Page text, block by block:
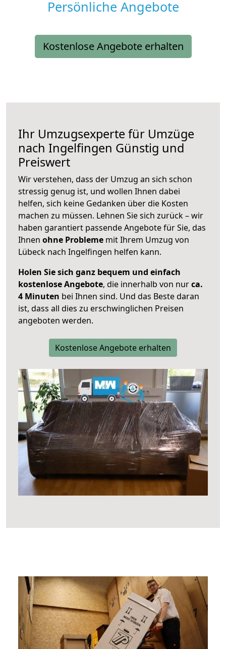
Persönliche Angebote
Kostenlose Angebote erhalten
Ihr Umzugsexperte für Umzüge
nach Ingelfingen Günstig und
Preiswert
Wir verstehen, dass der Umzug an sich schon
stressig genug ist, und wollen Ihnen dabei
helfen, sich keine Gedanken über die Kosten
machen zu müssen. Lehnen Sie sich zurück – wir
haben garantiert passende Angebote für Sie, das
Ihnen ohne Probleme mit Ihrem Umzug von
Lübeck nach Ingelfingen helfen kann.
Holen Sie sich ganz bequem und einfach
kostenlose Angebote, die innerhalb von nurca.
4 Minuten bei Ihnen sind. Und das Beste daran
ist, dass all dies zu erschwinglichen Preisen
angeboten werden.
Kostenlose Angebote erhalten